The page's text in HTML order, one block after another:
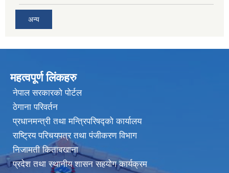
अन्य
महत्वपूर्ण लिंकहरु
नेपाल सरकारको पोर्टल
ठेगाना परिवर्तन
प्रधानमन्त्री तथा मन्त्रिपरिषद्को कार्यालय
राष्ट्रिय परिचयपत्र तथा पंजीकरण विभाग
निजामती किताबखाना
प्रदेश तथा स्थानीय शासन सहयोग कार्यक्रम